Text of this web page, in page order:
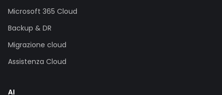
Microsoft 365 Cloud
Backup & DR
Migrazione cloud
Assistenza Cloud
AI